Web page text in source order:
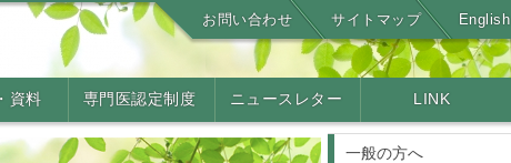
お問い合わせ サイトマップ English
資料 専門医認定制度 ニュースレター LINK
一般の方へ